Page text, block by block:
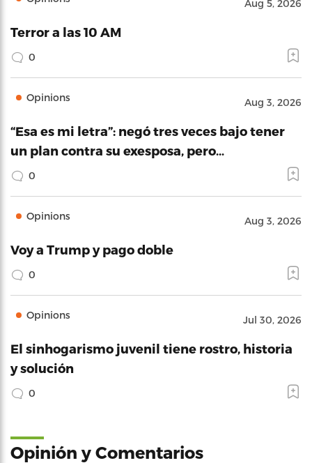
Aug 5, 2026
Terror a las 10 AM
0
Opinions Aug 3, 2026
“Esa es mi letra”: negó tres veces bajo tener
un plan contra su exesposa, pero…
0
Opinions Aug 3, 2026
Voy a Trump y pago doble
0
Opinions Jul 30, 2026
El sinhogarismo juvenil tiene rostro, historia
y solución
0
Opinión y Comentarios